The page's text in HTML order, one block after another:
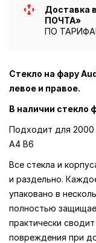
Доставка
ПОЧТА»
ПО
Стекло на фару
левое и правое.
В наличии стекло
Подходит для 2000
A4 B6
Все стекла и
и раздельно.
упаковано в
полностью
практически
повреждения при